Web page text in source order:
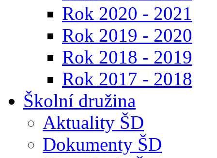
Rok 2020 - 2021
Rok 2019 - 2020
Rok 2018 - 2019
Rok 2017 - 2018
Školní družina
Aktuality ŠD
Dokumenty ŠD